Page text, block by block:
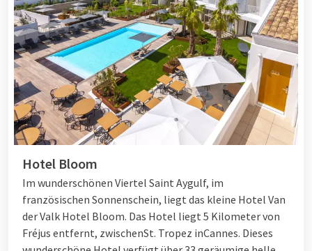
Hotel Bloom
Im wunderschönen Viertel Saint Aygulf, im
französischen Sonnenschein, liegt das kleine Hotel Van
der Valk Hotel Bloom. Das Hotel liegt 5 Kilometer von
Fréjus entfernt, zwischenSt. Tropez inCannes. Dieses